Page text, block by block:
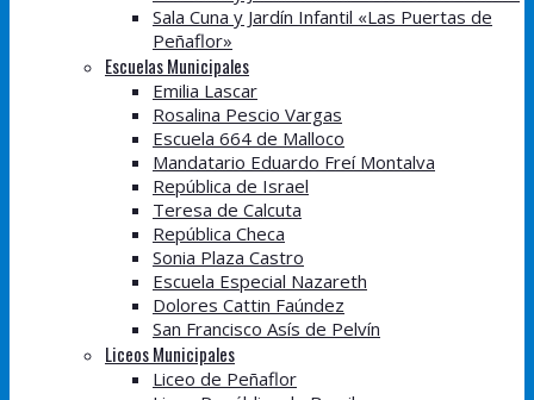
Sala Cuna y Jardín Infantil «Las Puertas de
Peñaflor»
Escuelas Municipales
Emilia Lascar
Rosalina Pescio Vargas
Escuela 664 de Malloco
Mandatario Eduardo Freí Montalva
República de Israel
Teresa de Calcuta
República Checa
Sonia Plaza Castro
Escuela Especial Nazareth
Dolores Cattin Faúndez
San Francisco Asís de Pelvín
Liceos Municipales
Liceo de Peñaflor